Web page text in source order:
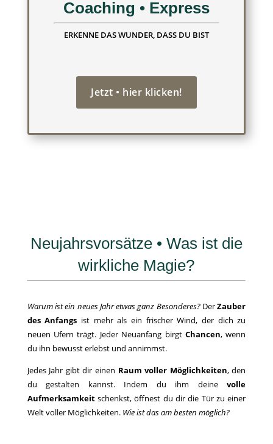
Coaching • Express
ERKENNE DAS WUNDER, DASS DU BIST
Jetzt • hier klicken!
Neujahrsvorsätze • Was ist die
wirkliche Magie?
Warum ist ein neues Jahr etwas ganz Besonderes?DerZauber
des Anfangs ist mehr als ein frischer Wind, der dich zu
neuen Ufern trägt. Jeder Neuanfang birgt Chancen, wenn
du ihn bewusst erlebst und annimmst.
Jedes Jahr gibt dir einen Raum voller Möglichkeiten, den
du gestalten kannst. Indem du ihm deinevolle
Aufmerksamkeitschenkst, öffnest du dir die Tür zu einer
Welt voller Möglichkeiten. Wie ist das am besten möglich?